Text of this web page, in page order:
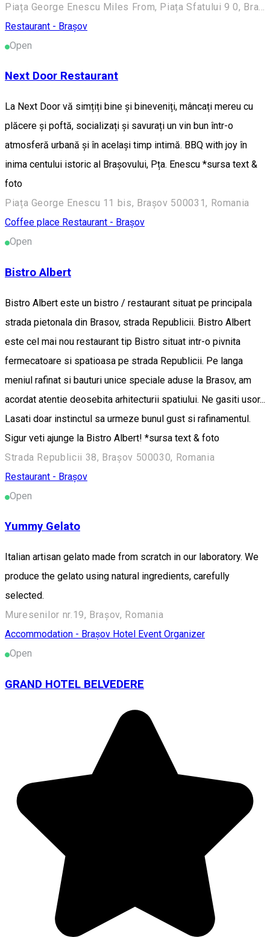
Restaurant - Brașov
Open
Next Door Restaurant
La Next Door vă simțiți bine și bineveniți, mâncați mereu cu
plăcere și poftă, socializați și savurați un vin bun într-o
atmosferă urbană și în același timp intimă. BBQ with joy în
inima centului istoric al Brașovului, Pța. Enescu *sursa text &
foto
Piața George Enescu 11 bis, Brașov 500031, Romania
Coffee place Restaurant - Brașov
Open
Bistro Albert
Bistro Albert este un bistro / restaurant situat pe principala
strada pietonala din Brasov, strada Republicii. Bistro Albert
este cel mai nou restaurant tip Bistro situat intr-o pivnita
fermecatoare si spatioasa pe strada Republicii. Pe langa
meniul rafinat si bauturi unice speciale aduse la Brasov, am
acordat atentie deosebita arhitecturii spatiului. Ne gasiti usor...
Lasati doar instinctul sa urmeze bunul gust si rafinamentul.
Sigur veti ajunge la Bistro Albert! *sursa text & foto
Strada Republicii 38, Brașov 500030, Romania
Restaurant - Brașov
Open
Yummy Gelato
Italian artisan gelato made from scratch in our laboratory. We
produce the gelato using natural ingredients, carefully
selected.
Muresenilor nr.19, Brașov, Romania
Accommodation - Brașov Hotel Event Organizer
Open
GRAND HOTEL BELVEDERE